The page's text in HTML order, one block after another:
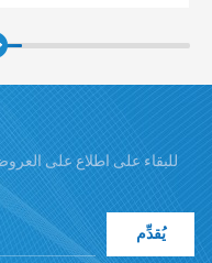
للبقاء على اطلاع على
يُقدِّم